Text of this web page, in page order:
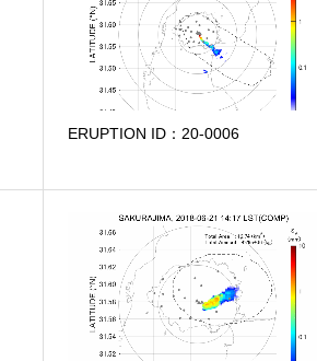
ERUPTION ID：20-0006